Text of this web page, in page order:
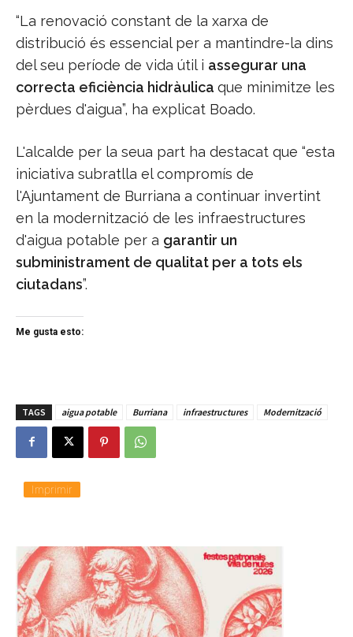
“La renovació constant de la xarxa de
distribució és essencial per a mantindre-la dins
del seu període de vida útil i assegurar una
correcta eficiència hidràulica que minimitze les
pèrdues d'aigua”, ha explicat Boado.
L'alcalde per la seua part ha destacat que “esta
iniciativa subratlla el compromís de
l'Ajuntament de Burriana a continuar invertint
en la modernització de les infraestructures
d'aigua potable per a garantir un
subministrament de qualitat per a tots els
ciutadans”.
Me gusta esto:
TAGS aigua potable Burriana infraestructures Modernització
Imprimir